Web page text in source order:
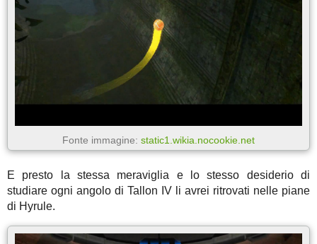
Fonte immagine: static1.wikia.nocookie.net
E presto la stessa meraviglia e lo stesso desiderio di
studiare ogni angolo di Tallon IV li avrei ritrovati nelle piane
di Hyrule.